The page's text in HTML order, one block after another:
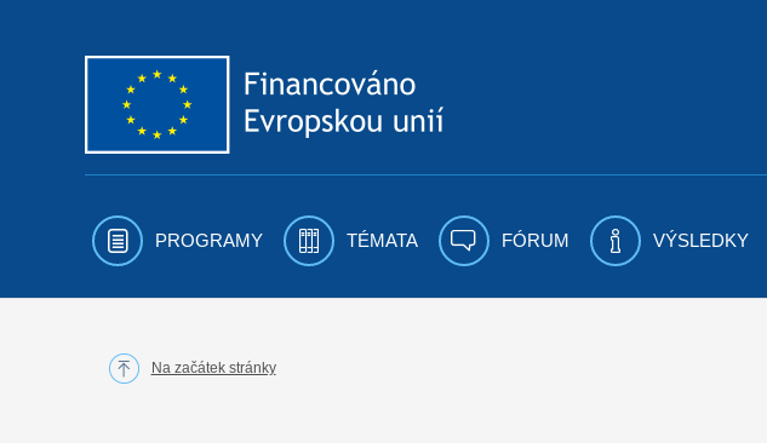
PROGRAMY TÉMATA FÓRUM VÝSLEDKY
Na začátek stránky